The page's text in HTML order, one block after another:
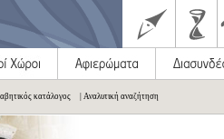
κατάλογος | Αναλυτική αναζήτηση